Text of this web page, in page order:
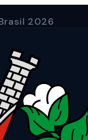
2026